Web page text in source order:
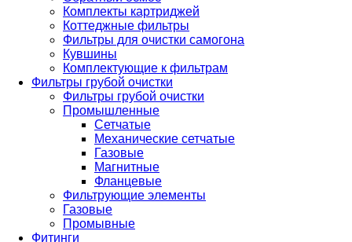
Комплекты картриджей
Коттеджные фильтры
Фильтры для очистки самогона
Кувшины
Комплектующие к фильтрам
Фильтры грубой очистки
Фильтры грубой очистки
Промышленные
Сетчатые
Механические сетчатые
Газовые
Магнитные
Фланцевые
Фильтрующие элементы
Газовые
Промывные
Фитинги